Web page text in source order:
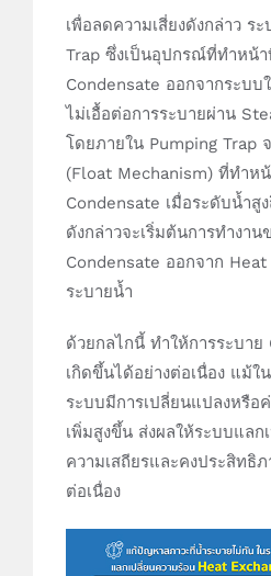
เพื่อลดความเสี่ยงดังกล่าว ร
Trap ซึ่งเป็นอุปกรณ์ที่ทำหน้
Condensate ออกจากระบ
ไม่เอื้อต่อการระบายผ่าน
โดยภายใน Pumping Trap
(Float Mechanism) ที่ทำห
Condensate เมื่อระดับน้ำสู
ดังกล่าวจะเริ่มต้นการทำงา
Condensate ออกจาก
ระบายน้ำ
ด้วยกลไกนี้ ทำให้การระบาย
เกิดขึ้นได้อย่างต่อเนื่อง แม้
ระบบมีการเปลี่ยนแปลงหรือ
เพิ่มสูงขึ้น ส่งผลให้ระบบแลก
ความเสถียรและคงประสิทธิ
ต่อเนื่อง